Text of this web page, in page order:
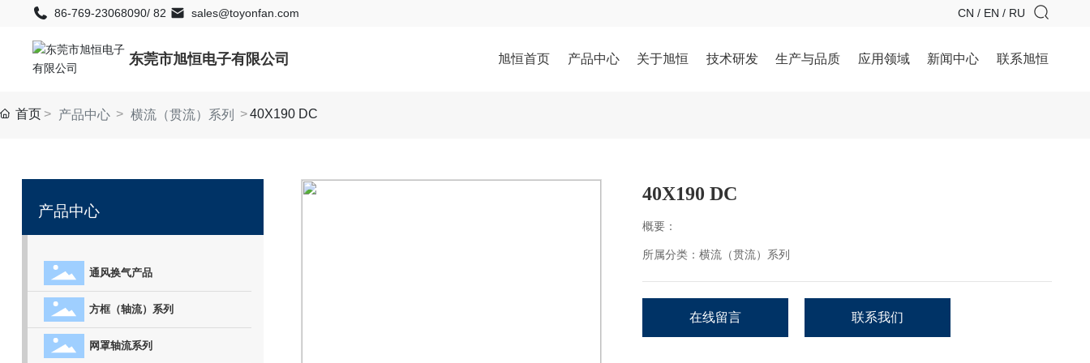
86-769-23068090/ 82 sales@toyonfan.com CN / EN / RU
东莞市旭恒电子有限公司 旭恒首页 产品中心 关于旭恒 技术研发 生产与品质 应用领域 新闻中心 联系旭恒
首页 产品中心 横流（贯流）系列 40X190 DC
产品中心
通风换气产品
方框（轴流）系列
网罩轴流系列
40X190 DC
概要：
所属分类： 横流（贯流）系列
在线留言 联系我们